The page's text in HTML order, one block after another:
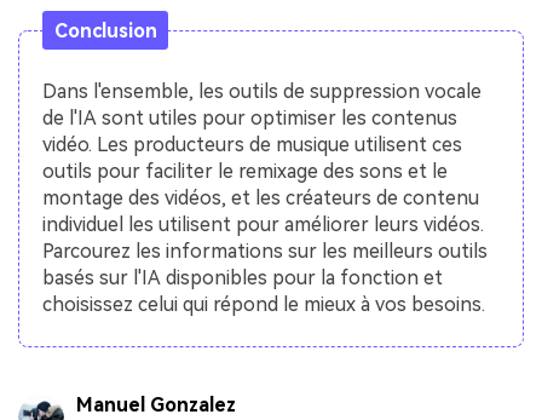
Conclusion
Dans l'ensemble, les outils de suppression vocale
de l'IA sont utiles pour optimiser les contenus
vidéo. Les producteurs de musique utilisent ces
outils pour faciliter le remixage des sons et le
montage des vidéos, et les créateurs de contenu
individuel les utilisent pour améliorer leurs vidéos.
Parcourez les informations sur les meilleurs outils
basés sur l'IA disponibles pour la fonction et
choisissez celui qui répond le mieux à vos besoins.
Manuel Gonzalez